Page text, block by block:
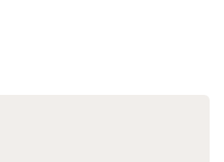
parking and free WiFi.